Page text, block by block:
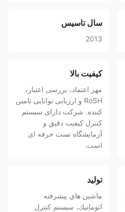
سال تاسیس
2013
کیفیت بالا
مهر اعتماد، بررسی اعتبار،
RoSH و ارزیابی توانایی تامین
کننده. شرکت دارای سیستم
کنترل کیفیت دقیق و
آزمایشگاه تست حرفه ای
است.
تولید
ماشين هاي پیشرفته
اتوماتيك، سيستم کنترل